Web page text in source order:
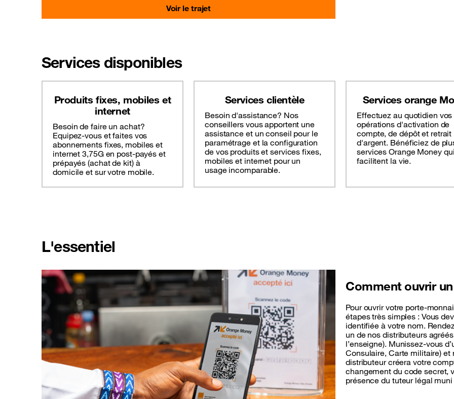
Voir le trajet
Services disponibles
Produits fixes, mobiles et
internet
Besoin de faire un achat?
Equipez-vous et faites vos
abonnements fixes, mobiles et
internet 3,75G en post-payés et
prépayés (achat de kit) à
domicile et sur votre mobile.
Services clientèle
Besoin d'assistance? Nos
conseillers vous apportent une
assistance et un conseil pour le
paramétrage et la configuration
de vos produits et services fixes,
mobiles et internet pour un
usage incomparable.
Services orange
Effectuez au quotidien vos
opérations d'activation de
compte, de dépôt et retrait
d'argent. Bénéficiez de
services Orange Money
facilitent la vie.
L'essentiel
Comment ouvrir
Pour ouvrir votre porte-
étapes très simples : Vous
identifiée à votre nom.
un de nos distributeurs
l’enseigne). Munissez-vous
Consulaire, Carte militaire) et
distributeur créera votre
changement du code secret,
présence du tuteur légal